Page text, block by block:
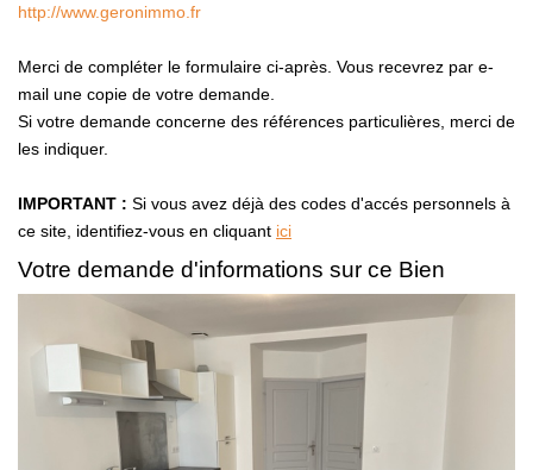
http://www.geronimmo.fr
Merci de compléter le formulaire ci-après. Vous recevrez par e-
mail une copie de votre demande.
Si votre demande concerne des références particulières, merci de
les indiquer.
IMPORTANT : Si vous avez déjà des codes d'accés personnels à
ce site, identifiez-vous en cliquant ici
Votre demande d'informations sur ce Bien